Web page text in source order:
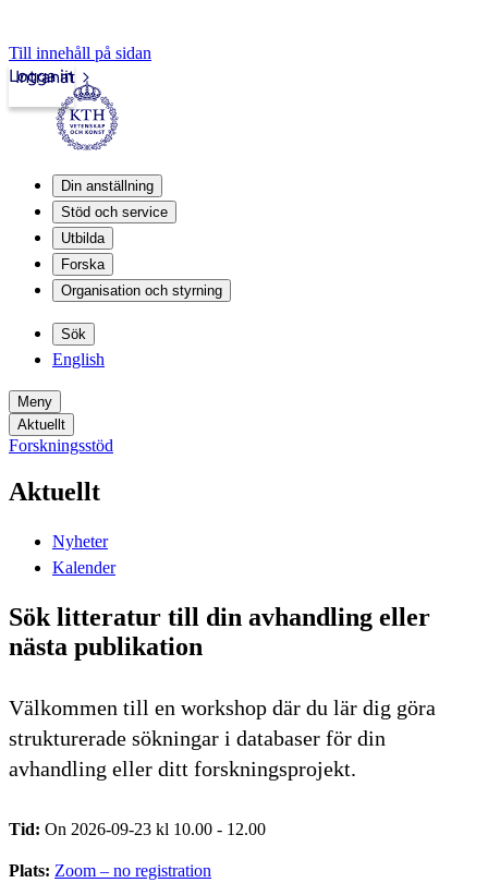
Till innehåll på sidan
Intranät
Logga in
Din anställning
Stöd och service
Utbilda
Forska
Organisation och styrning
Sök
English
Meny
Aktuellt
Forskningsstöd
Aktuellt
Nyheter
Kalender
Sök litteratur till din avhandling eller
nästa publikation
Välkommen till en workshop där du lär dig göra
strukturerade sökningar i databaser för din
avhandling eller ditt forskningsprojekt.
Tid: On 2026-09-23 kl 10.00 - 12.00
Plats: Zoom – no registration